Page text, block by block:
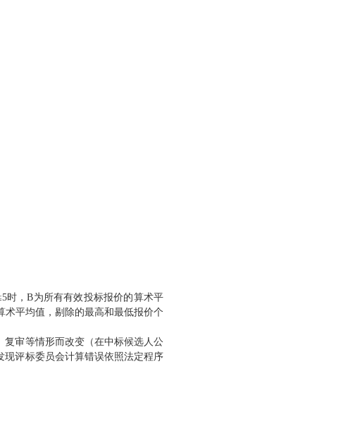
，B为所有有效投标报价的算术平
平均值，剔除的最高和最低报价个
审等情形而改变（在中标候选人公
评标委员会计算错误依照法定程序